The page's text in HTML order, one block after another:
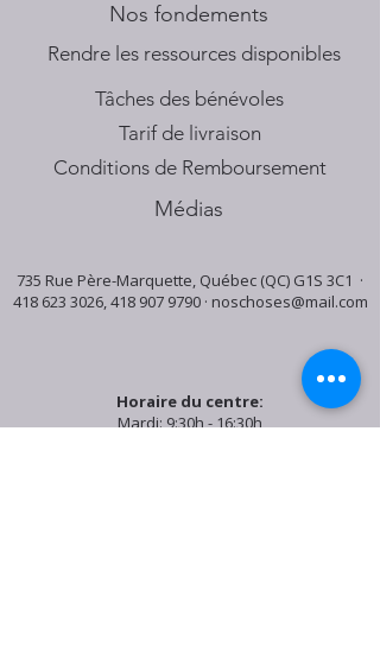
Nos fondements
​Rendre les ressources disponibles
Tâches des bénévoles
Tarif de livraison
Conditions de Remboursement
Médias
735 Rue Père-Marquette, Québec (QC) G1S 3C1 ·
418 623 3026,418 907 9790· noschoses@mail.com
Horaire du centre:
Mardi: 9:30h - 16:30h